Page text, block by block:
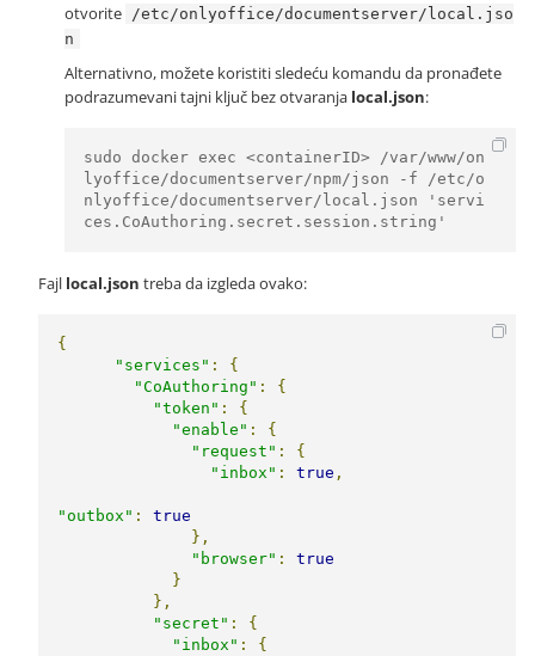
otvorite /etc/onlyoffice/documentserver/local.jso
n
Alternativno, možete koristiti sledeću komandu da pronađete
podrazumevani tajni ključ bez otvaranja local.json:
sudo docker exec <containerID> /var/www/on
lyoffice/documentserver/npm/json -f /etc/o
nlyoffice/documentserver/local.json 'servi
ces.CoAuthoring.secret.session.string'
Fajl local.json treba da izgleda ovako:
{
"services" :
{
"CoAuthoring" :
{
"token" :
{
"enable" :
{
"request" :
{
"inbox" : true ,
"outbox" :
true
},
"browser" :
true
}
},
"secret" :
{
"inbox" :
{